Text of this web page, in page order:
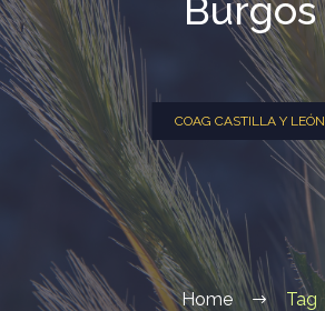
Burgos
COAG CASTILLA Y LEÓN
Home Tag